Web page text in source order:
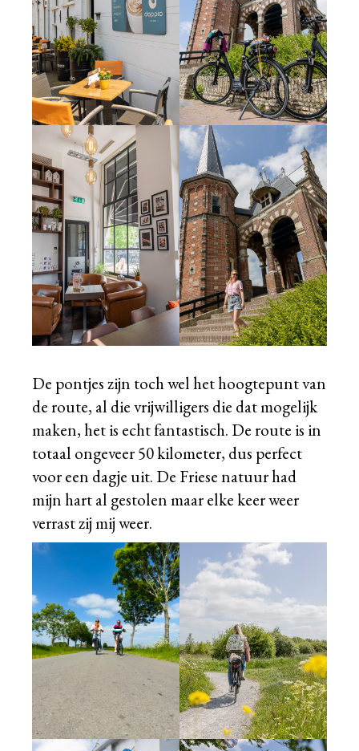
De pontjes zijn toch wel het hoogtepunt van
de route, al die vrijwilligers die dat mogelijk
maken, het is echt fantastisch. De route is in
totaal ongeveer 50 kilometer, dus perfect
voor een dagje uit. De Friese natuur had
mijn hart al gestolen maar elke keer weer
verrast zij mij weer.